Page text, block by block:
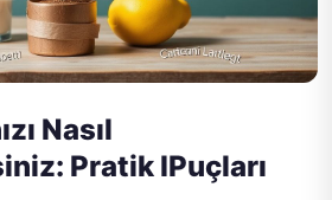
Nasıl
Pratik IPuçları